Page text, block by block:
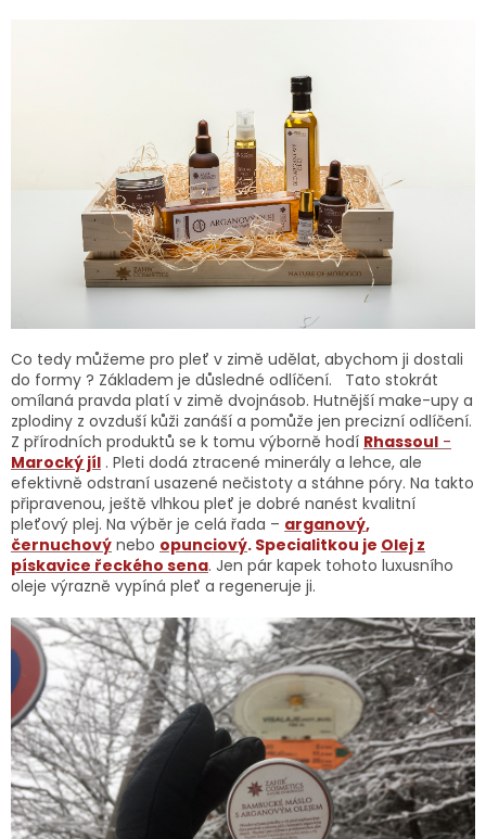
Co tedy můžeme pro pleť v zimě udělat, abychom ji dostali
do formy ? Základem je důsledné odlíčení. Tato stokrát
omílaná pravda platí v zimě dvojnásob. Hutnější make-upy a
zplodiny z ovzduší kůži zanáší a pomůže jen precizní odlíčení.
Z přírodních produktů se k tomu výborně hodí Rhassoul -
Marocký jíl . Pleti dodá ztracené minerály a lehce, ale
efektivně odstraní usazené nečistoty a stáhne póry. Na takto
připravenou, ještě vlhkou pleť je dobré nanést kvalitní
pleťový plej. Na výběr je celá řada – arganový,
černuchový nebo opunciový. Specialitkou je Olej z
pískavice řeckého sena. Jen pár kapek tohoto luxusního
oleje výrazně vypíná pleť a regeneruje ji.